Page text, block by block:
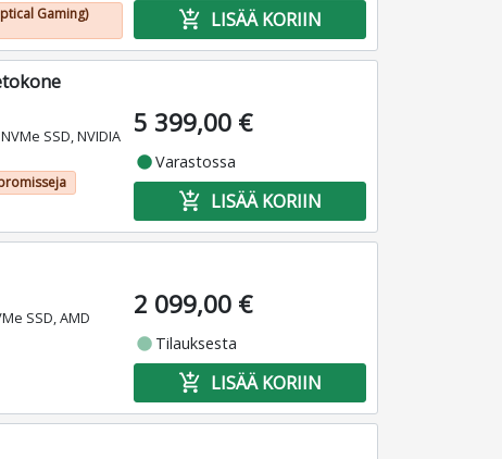
Gaming)
add_shopping_cart LISÄÄ KORIIN
SSD, NVIDIA
5 399,00 €
fiber_manual_recordVarastossa
add_shopping_cart LISÄÄ KORIIN
SSD, AMD
2 099,00 €
fiber_manual_record Tilauksesta
add_shopping_cart LISÄÄ KORIIN